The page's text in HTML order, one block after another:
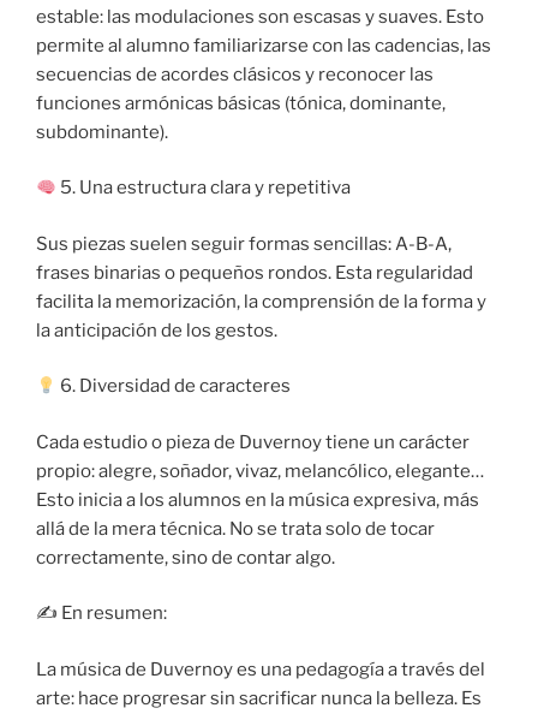
estable: las modulaciones son escasas y suaves. Esto
permite al alumno familiarizarse con las cadencias, las
secuencias de acordes clásicos y reconocer las
funciones armónicas básicas (tónica, dominante,
subdominante).
5. Una estructura clara y repetitiva
Sus piezas suelen seguir formas sencillas: A-B-A,
frases binarias o pequeños rondos. Esta regularidad
facilita la memorización, la comprensión de la forma y
la anticipación de los gestos.
6. Diversidad de caracteres
Cada estudio o pieza de Duvernoy tiene un carácter
propio: alegre, soñador, vivaz, melancólico, elegante…
Esto inicia a los alumnos en la música expresiva, más
allá de la mera técnica. No se trata solo de tocar
correctamente, sino de contar algo.
✍️ En resumen:
La música de Duvernoy es una pedagogía a través del
arte: hace progresar sin sacrificar nunca la belleza. Es